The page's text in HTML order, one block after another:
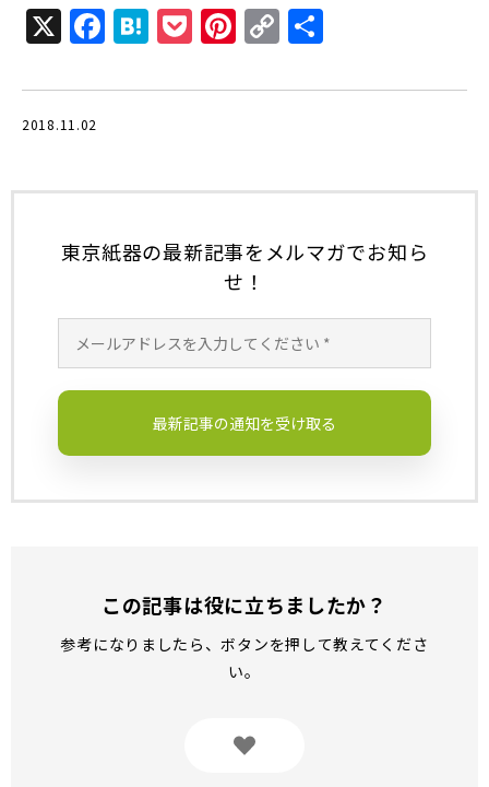
X F
c
o
o
k
H
e
P
c
Pi
te
st
C
p
n
k
2018.11.02
東京紙器の最新記事をメルマガでお知ら
せ！
この記事は役に立ちましたか？
参考になりましたら、ボタンを押して教えてくださ
い。